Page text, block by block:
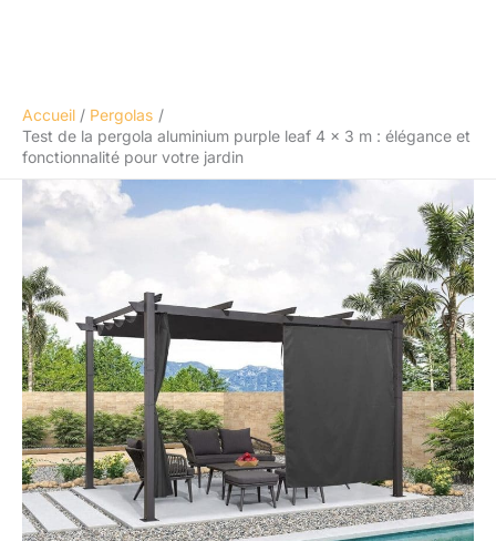
Accueil
Pergolas
Test de la pergola aluminium purple leaf 4 x 3 m : élégance et
fonctionnalité pour votre jardin